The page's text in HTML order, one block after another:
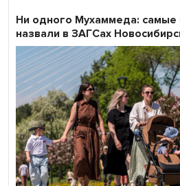
Ни одного Мухаммеда:
назвали в ЗАГСах